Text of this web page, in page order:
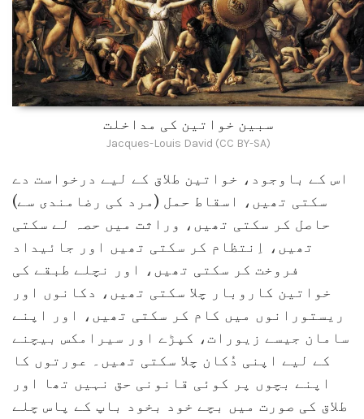
سبین خواتین کی مداخلت
Jacques-Louis David (CC BY-SA)
اس کے باوجود، خواتین طلاق کے لیے درخواست دے
سکتی تھیں، اسقاط حمل (مرد کی رضامندی سے)
حاصل کر سکتی تھیں، وراثت میں حصہ لے سکتی
تھیں، اِنتظام کر سکتی تھیں اور جائیداد
فروخت کر سکتی تھیں، اور نچلے طبقے کی
خواتین کاروبار چلا سکتی تھیں، دکانوں اور
ریستورانوں میں کام کر سکتی تھیں، اور اپنے
سامان جیسے زیورات، کپڑے اور سیرامکس بیچنے
کے لیے اپنی دُکان چلا سکتی تھیں۔ عورتوں کا
اپنے بچوں پر کوئی قانونی حق نہیں تھا اور
طلاق کی صورت میں بچے خود بخود باپ کے پاس چلے